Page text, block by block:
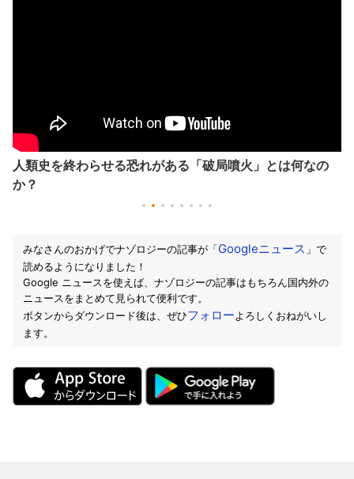
人類史を終わらせる恐れがある「破局噴火」とは何なの
か？
みなさんのおかげでナゾロジーの記事が「Googleニュース 」で
読めるようになりました！
Google ニュースを使えば、ナゾロジーの記事はもちろん国内外の
ニュースをまとめて見られて便利です。
ボタンからダウンロード後は、ぜひフォローよろしくおねがいし
ます。